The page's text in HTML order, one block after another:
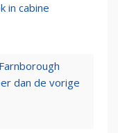
in cabine
dan de vorige